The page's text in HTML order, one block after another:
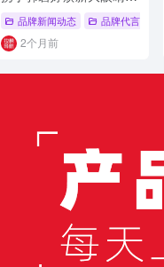
毛膏品牌新闻动态 品牌代言人综合
2个月前